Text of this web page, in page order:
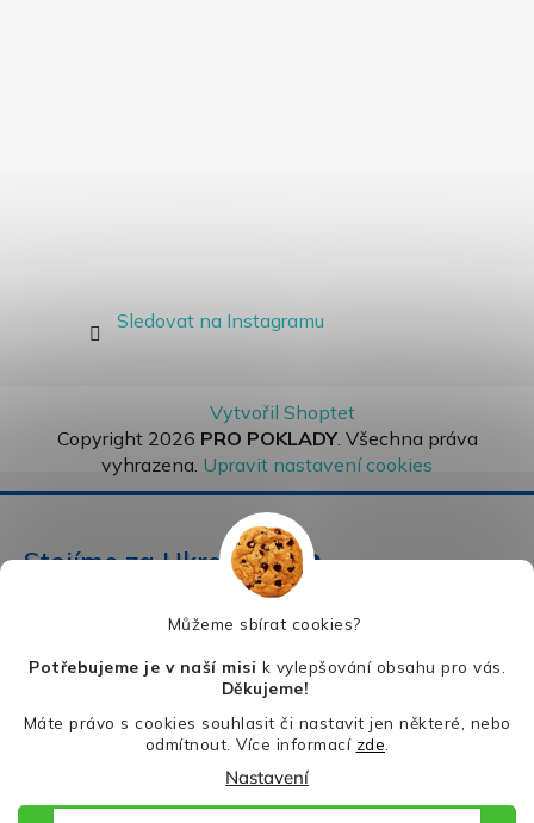
Můžeme sbírat cookies?
Potřebujeme je v naší misi k vylepšování obsahu pro vás.
Děkujeme!
Máte právo s cookies souhlasit či nastavit jen některé, nebo
odmítnout. Více informací zde
Nastavení
Sledovat na Instagramu
Vytvořil Shoptet
Copyright 2026 PRO POKLADY. Všechna práva
vyhrazena. Upravit nastavení cookies
Stojíme za Ukrajinou ❤️
“Perfektní obchod, rychlé dodání.